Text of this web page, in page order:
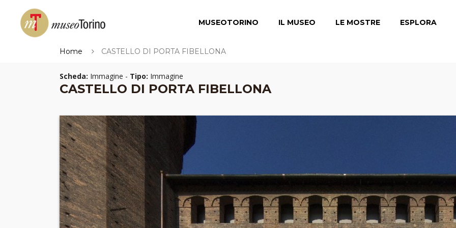
MUSEOTORINO IL MUSEO LE MOSTRE ESPLORA
Home CASTELLO DI PORTA FIBELLONA
Scheda: Immagine - Tipo: Immagine
CASTELLO DI PORTA FIBELLONA